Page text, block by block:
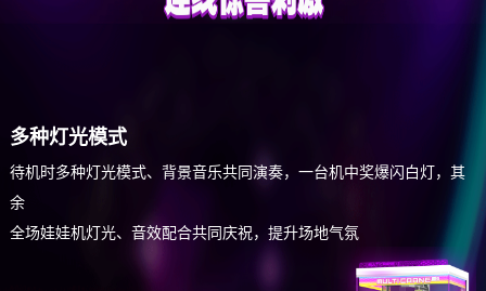
多种灯光模式
待机时多种灯光模式、背景音乐共同演奏，一台机中奖爆闪白灯，其
余
全场娃娃机灯光、音效配合共同庆祝，提升场地气氛